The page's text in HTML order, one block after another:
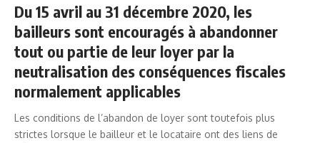
Du 15 avril au 31 décembre 2020, les
bailleurs sont encouragés à abandonner
tout ou partie de leur loyer par la
neutralisation des conséquences fiscales
normalement applicables
Les conditions de l’abandon de loyer sont toutefois plus
strictes lorsque le bailleur et le locataire ont des liens de